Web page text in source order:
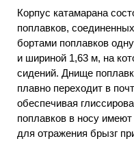
Корпус катамарана
поплавков,
бортами поплавков
и шириной 1,63 м, на
сидений. Днище
плавно переходит в
обеспечивая
поплавков в носу
для отражения брызг